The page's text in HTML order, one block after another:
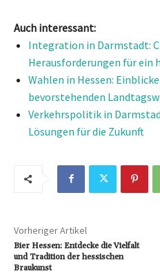
Auch interessant:
Integration in Darmstadt:
Herausforderungen für ein
Wahlen in Hessen:
bevorstehenden
Verkehrspolitik in
Lösungen für die Zukunft
Vorheriger Artikel
Bier Hessen: Entdecke die Vielfalt
und Tradition der hessischen
Braukunst